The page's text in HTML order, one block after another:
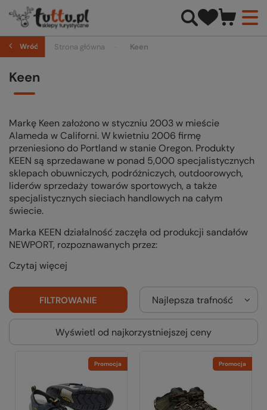
Wróć Strona główna Keen
Keen
Markę Keen założono w styczniu 2003 w mieście
Alameda w Californi. W kwietniu 2006 firmę
przeniesiono do Portland w stanie Oregon. Produkty
KEEN są sprzedawane w ponad 5,000 specjalistycznych
sklepach obuwniczych, podróżniczych, outdoorowych,
liderów sprzedaży towarów sportowych, a także
specjalistycznych sieciach handlowych na całym
świecie.
Marka KEEN działalność zaczęła od produkcji sandałów
NEWPORT, rozpoznawanych przez:
Czytaj więcej
Najlepsza trafność
FILTROWANIE
Wyświetl od najkorzystniejszej ceny
Promocja Promocja